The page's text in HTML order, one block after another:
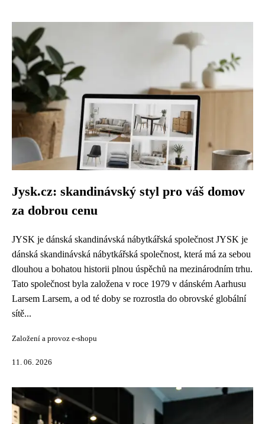
Jysk.cz: skandinávský styl pro váš domov
za dobrou cenu
JYSK je dánská skandinávská nábytkářská společnost JYSK je
dánská skandinávská nábytkářská společnost, která má za sebou
dlouhou a bohatou historii plnou úspěchů na mezinárodním trhu.
Tato společnost byla založena v roce 1979 v dánském Aarhusu
Larsem Larsem, a od té doby se rozrostla do obrovské globální
sítě...
Založení a provoz e-shopu
11. 06. 2026